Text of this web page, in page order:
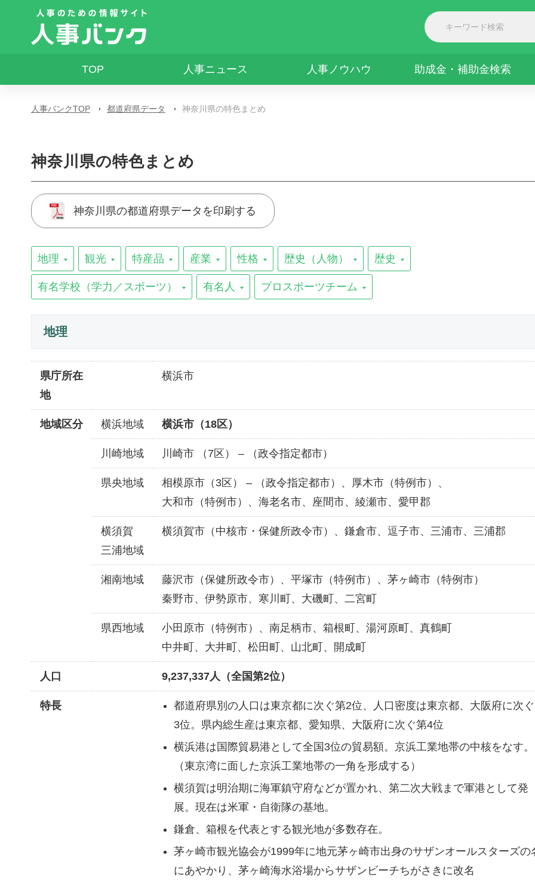
TOP 人事ニュース 人事ノウハウ 助成金・補助金検索
人事バンクTOP 都道府県データ 神奈川県の特色まとめ
神奈川県の特色まとめ
神奈川県の都道府県データを印刷する
地理 観光 特産品 産業 性格 歴史（人物） 歴史
有名学校（学力／スポーツ） 有名人 プロスポーツチーム
地理
県庁所在
地
横浜市
地域区分 横浜地域 横浜市（18区）
川崎地域 川崎市 （7区） – （政令指定都市）
県央地域
相模原市（3区） – （政令指定都市）、厚木市（特例市）、
大和市（特例市）、海老名市、座間市、綾瀬市、愛甲郡
横須賀
三浦地域
横須賀市（中核市・保健所政令市）、鎌倉市、逗子市、三浦市、三浦郡
湘南地域
藤沢市（保健所政令市）、平塚市（特例市）、茅ヶ崎市（特例市）
秦野市、伊勢原市、寒川町、大磯町、二宮町
県西地域
小田原市（特例市）、南足柄市、箱根町、湯河原町、真鶴町
中井町、大井町、松田町、山北町、開成町
人口 9,237,337人（全国第2位）
特長
都道府県別の人口は東京都に次ぐ第2位、人口密度は東京都、大阪府に次
3位。県内総生産は東京都、愛知県、大阪府に次ぐ第4位
横浜港は国際貿易港として全国3位の貿易額。京浜工業地帯の中核をなす。
（東京湾に面した京浜工業地帯の一角を形成する）
横須賀は明治期に海軍鎮守府などが置かれ、第二次大戦まで軍港として発
展。現在は米軍・自衛隊の基地。
鎌倉、箱根を代表とする観光地が多数存在。
茅ヶ崎市観光協会が1999年に地元茅ヶ崎市出身のサザンオールスターズの
にあやかり、茅ヶ崎海水浴場からサザンビーチちがさきに改名